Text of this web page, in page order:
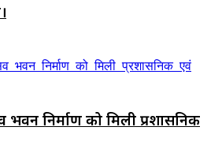
भवन निर्माण को मिली प्रशासनिक